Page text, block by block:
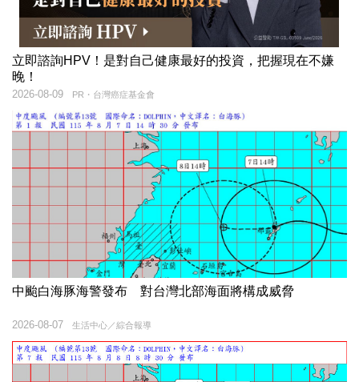
立即諮詢HPV！是對自己健康最好的投資，把握現在不嫌
晚！
PR・台灣癌症基金會
2026-08-09
中颱白海豚海警發布 對台灣北部海面將構成威脅
生活中心／綜合報導
2026-08-07